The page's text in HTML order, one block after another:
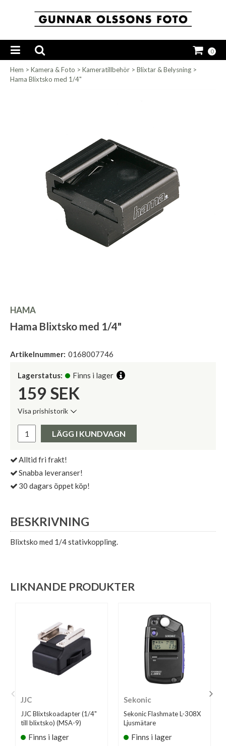
0
Hem > Kamera & Foto > Kameratillbehör > Blixtar & Belysning >
Hama Blixtsko med 1/4"
HAMA
Hama Blixtsko med 1/4"
Artikelnummer: 0168007746
Lagerstatus: Finns i lager
159 SEK
Visa prishistorik
Pris:
LÄGG I KUNDVAGN
Alltid fri frakt!
Snabba leveranser!
30 dagars öppet köp!
BESKRIVNING
Blixtsko med 1/4 stativkoppling.
LIKNANDE PRODUKTER
JJC
JJC Blixtskoadapter (1/4"
till blixtsko) (MSA-9)
Finns i lager
Sekonic
Sekonic Flashmate L-308X
Ljusmätare
Finns i lager